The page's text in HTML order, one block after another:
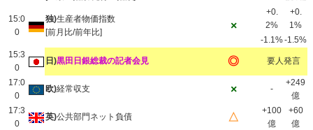
15:0
0
独)生産者物価指数
[前月比/前年比]
×
+0.
2%
+0.
1%
-1.1%-1.5%
15:3
0
日)黒田日銀総裁の記者会見 ◎ 要人発言
17:0
0
欧)経常収支 × -
+249
億
17:3
0
英)公共部門ネット負債 △
+100
億
+60
億